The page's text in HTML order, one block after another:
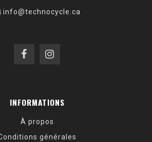
info@technocycle.ca
INFORMATIONS
À propos
générales